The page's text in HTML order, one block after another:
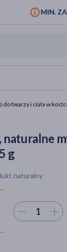
MIN.
twarzy i ciała w
g
naturalny
Wybierz ilość